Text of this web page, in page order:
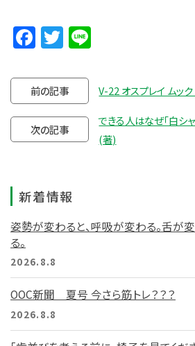
Facebook
Twitter
前の記事 V-22 オスプレイ ムッ
次の記事
できる人はなぜ「白シ
(著)
新着情報
姿勢が変わると、呼吸が変わる。舌が
る。
2026.8.8
OOC新聞 夏号 今さら筋トレ？？？
2026.8.8